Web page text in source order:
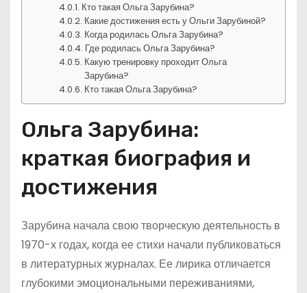
Кто такая Ольга Зарубина?
Какие достижения есть у Ольги Зарубиной?
Когда родилась Ольга Зарубина?
Где родилась Ольга Зарубина?
Какую тренировку проходит Ольга
Зарубина?
Кто такая Ольга Зарубина?
Ольга Зарубина:
краткая биография и
достижения
Зарубина начала свою творческую деятельность в
1970-х годах, когда ее стихи начали публиковаться
в литературных журналах. Ее лирика отличается
глубокими эмоциональными переживаниями,